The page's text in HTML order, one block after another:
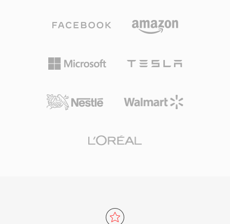
MP3或AAC不同，反复保存不会降低信号质量。
Logic Pro和GarageBand，AIFF在这些软件中作
为原生工作格式使用。该容器支持多种采样率和最
辨率工作流需求。对于优先考虑无损完整性而非存